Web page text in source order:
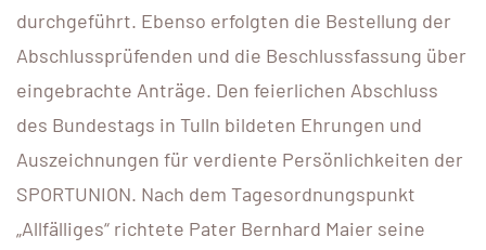
durchgeführt. Ebenso erfolgten die Bestellung der
Abschlussprüfenden und die Beschlussfassung über
eingebrachte Anträge. Den feierlichen Abschluss
des Bundestags in Tulln bildeten Ehrungen und
Auszeichnungen für verdiente Persönlichkeiten der
SPORTUNION. Nach dem Tagesordnungspunkt
„Allfälliges“ richtete Pater Bernhard Maier seine